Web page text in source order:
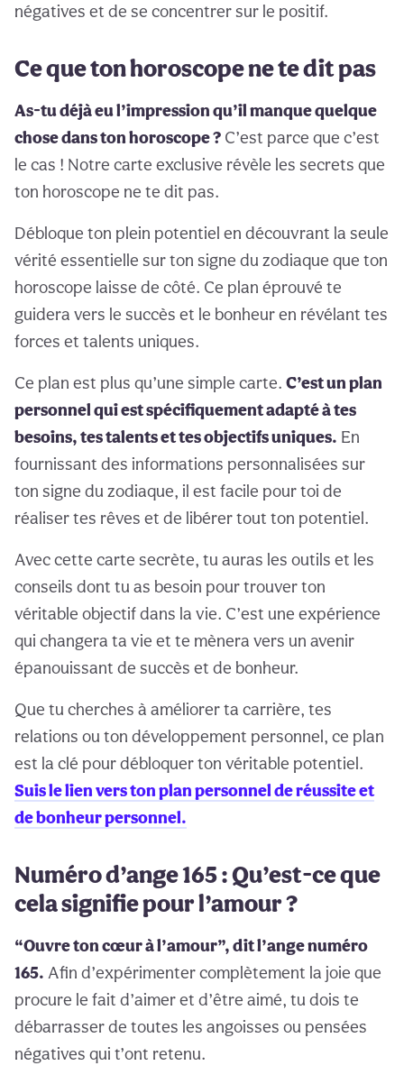
négatives et de se concentrer sur le positif.
Ce que ton horoscope ne te dit pas
As-tu déjà eu l’impression qu’il manque quelque
chose dans ton horoscope ? C’est parce que c’est
le cas ! Notre carte exclusive révèle les secrets que
ton horoscope ne te dit pas.
Débloque ton plein potentiel en découvrant la seule
vérité essentielle sur ton signe du zodiaque que ton
horoscope laisse de côté. Ce plan éprouvé te
guidera vers le succès et le bonheur en révélant tes
forces et talents uniques.
Ce plan est plus qu’une simple carte. C’est un plan
personnel qui est spécifiquement adapté à tes
besoins, tes talents et tes objectifs uniques. En
fournissant des informations personnalisées sur
ton signe du zodiaque, il est facile pour toi de
réaliser tes rêves et de libérer tout ton potentiel.
Avec cette carte secrète, tu auras les outils et les
conseils dont tu as besoin pour trouver ton
véritable objectif dans la vie. C’est une expérience
qui changera ta vie et te mènera vers un avenir
épanouissant de succès et de bonheur.
Que tu cherches à améliorer ta carrière, tes
relations ou ton développement personnel, ce plan
est la clé pour débloquer ton véritable potentiel.
Suis le lien vers ton plan personnel de réussite et
de bonheur personnel.
Numéro d’ange 165 : Qu’est-ce que
cela signifie pour l’amour ?
“Ouvre ton cœur à l’amour”, dit l’ange numéro
165. Afin d’expérimenter complètement la joie que
procure le fait d’aimer et d’être aimé, tu dois te
débarrasser de toutes les angoisses ou pensées
négatives qui t’ont retenu.